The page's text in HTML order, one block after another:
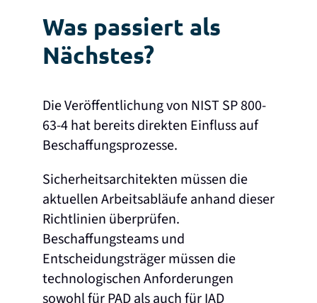
Was passiert als
Nächstes?
Die Veröffentlichung von NIST SP 800-
63-4 hat bereits direkten Einfluss auf
Beschaffungsprozesse.
Sicherheitsarchitekten müssen die
aktuellen Arbeitsabläufe anhand dieser
Richtlinien überprüfen.
Beschaffungsteams und
Entscheidungsträger müssen die
technologischen Anforderungen
sowohl für PAD als auch für IAD